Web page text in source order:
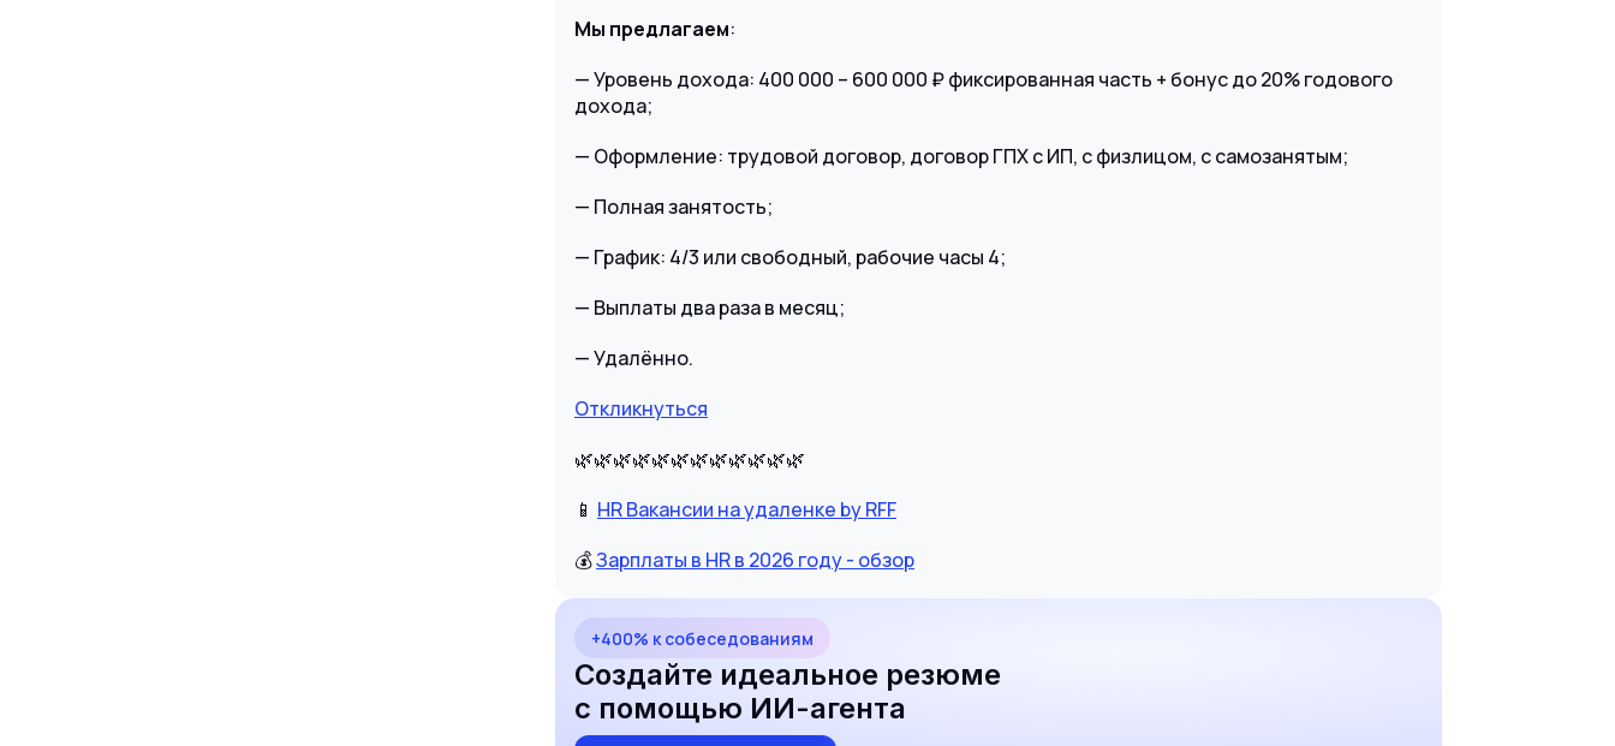
Мы предлагаем:
— Уровень дохода: 400 000 – 600 000 ₽ фиксированная часть + бонус до 20% годового
дохода;
— Оформление: трудовой договор, договор ГПХ с ИП, с физлицом, с самозанятым;
— Полная занятость;
— График: 4/3 или свободный, рабочие часы 4;
— Выплаты два раза в месяц;
— Удалённо.
Откликнуться
🌿🌿🌿🌿🌿🌿🌿🌿🌿🌿🌿🌿
📱 HR Вакансии на удаленке by RFF
💰Зарплаты в HR в 2026 году - обзор
+400% к собеседованиям
Создайте идеальное резюме
с помощью ИИ-агента